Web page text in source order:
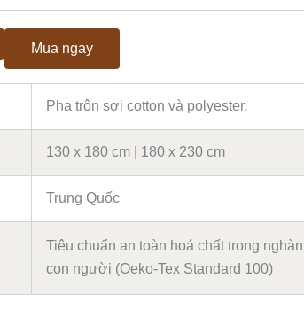
Mua ngay
Pha trộn sợi cotton và polyester.
130 x 180 cm | 180 x 230 cm
Trung Quốc
Tiêu chuẩn an toàn hoá chất trong
con người (Oeko-Tex Standard 100)